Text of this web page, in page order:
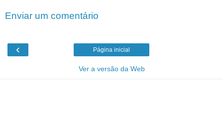
Enviar um comentário
‹ Página inicial
Ver a versão da Web